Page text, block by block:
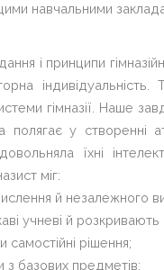
навчальними
і принципи
гімназії. Наше
у створенні
їхні
міг:
й незалежного
учневі й
рішення;
з базових предметів;